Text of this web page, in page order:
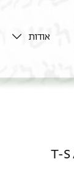
אודות
T-S